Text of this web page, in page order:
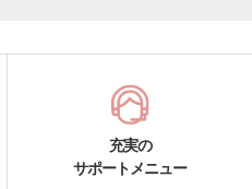
充実の
サポートメニュー